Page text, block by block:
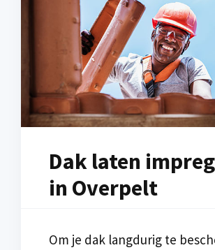
Dak laten
in Overpelt
Om je dak langdurig te